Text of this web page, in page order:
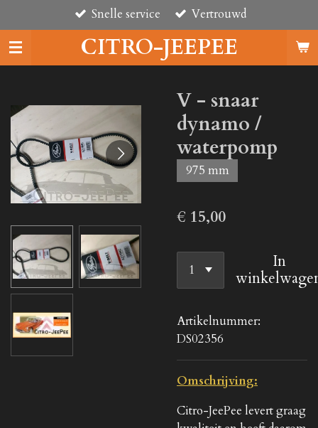
direct
naar
de
CITRO-JEEPEE
Snelle service Vertrouwd
V - snaar
dynamo /
waterpomp
975 mm
€ 15,00
In
Artikelnummer:
DS02356
Omschrijving:
Citro-JeePee levert graag